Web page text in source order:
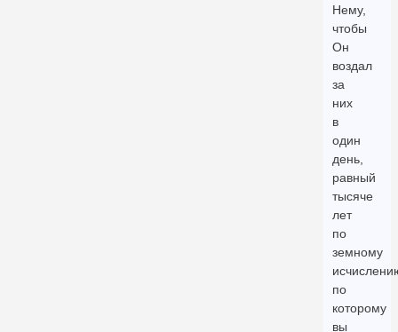
Нему,
чтобы
Он
воздал
за
них
в
один
день,
равный
тысяче
лет
по
земному
по
которому
вы